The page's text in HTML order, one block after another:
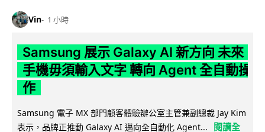
Vin 1 小時
Samsung 展示 Galaxy AI 新方向 未來
手機毋須輸入文字 轉向 Agent 全自動操
作
Samsung 電子 MX 部門顧客體驗辦公室主管兼副總裁 Jay Kim
表示，品牌正推動 Galaxy AI 邁向全自動化 Agent...
閱讀全